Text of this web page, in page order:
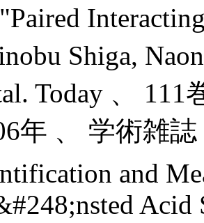
Shiga,
Today 、
年 、 学術雑
and
Acid